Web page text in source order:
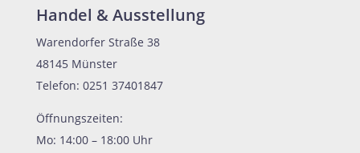
Handel & Ausstellung
Warendorfer Straße 38
48145 Münster
Telefon: 0251 37401847
Öffnungszeiten:
Mo: 14:00 – 18:00 Uhr